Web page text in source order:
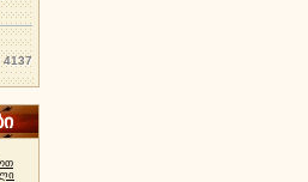
4137